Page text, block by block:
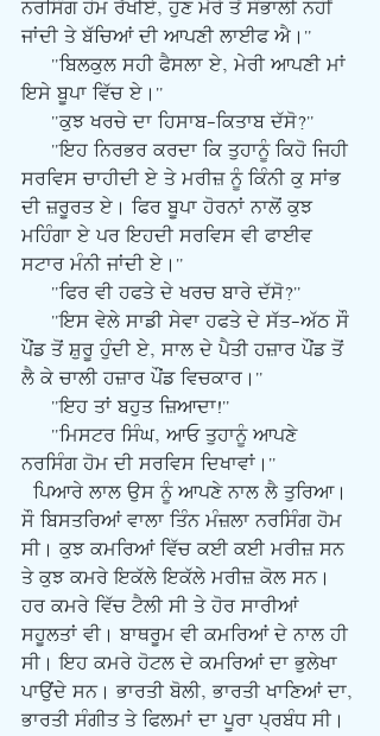
ਨਰਸਿੰਗ ਹੋਮ ਰੱਖੀਏ, ਹੁਣ ਮੇਰੇ ਤੋਂ ਸੰਭਾਲੀ ਨਹੀਂ
ਜਾਂਦੀ ਤੇ ਬੱਚਿਆਂ ਦੀ ਆਪਣੀ ਲਾਈਫ ਐ।"
ਇਸੇ ਬੂਪਾ ਵਿੱਚ ਏ।"
     "ਕੁਝ ਖਰਚੇ ਦਾ ਹਿਸਾਬ-ਕਿਤਾਬ ਦੱਸੋ?"
ਸਰਵਿਸ ਚਾਹੀਦੀ ਏ ਤੇ ਮਰੀਜ਼ ਨੂੰ ਕਿੰਨੀ ਕੁ ਸਾਂਭ
ਦੀ ਜ਼ਰੂਰਤ ਏ। ਫਿਰ ਬੂਪਾ ਹੋਰਨਾਂ ਨਾਲੋਂ ਕੁਝ
ਮਹਿੰਗਾ ਏ ਪਰ ਇਹਦੀ ਸਰਵਿਸ ਵੀ ਫਾਈਵ
ਸਟਾਰ ਮੰਨੀ ਜਾਂਦੀ ਏ।"
     "ਫਿਰ ਵੀ ਹਫਤੇ ਦੇ ਖਰਚ ਬਾਰੇ ਦੱਸੋ?"
ਪੌਂਡ ਤੋਂ ਸ਼ੁਰੂ ਹੁੰਦੀ ਏ, ਸਾਲ ਦੇ ਪੈਤੀ ਹਜ਼ਾਰ ਪੌਂਡ ਤੋਂ
ਲੈ ਕੇ ਚਾਲੀ ਹਜ਼ਾਰ ਪੌਂਡ ਵਿਚਕਾਰ।"
     "ਇਹ ਤਾਂ ਬਹੁਤ ਜ਼ਿਆਦਾ!"
ਨਰਸਿੰਗ ਹੋਮ ਦੀ ਸਰਵਿਸ ਦਿਖਾਵਾਂ।"
ਸੌ ਬਿਸਤਰਿਆਂ ਵਾਲਾ ਤਿੰਨ ਮੰਜ਼ਲਾ ਨਰਸਿੰਗ ਹੋਮ
ਸੀ। ਕੁਝ ਕਮਰਿਆਂ ਵਿੱਚ ਕਈ ਕਈ ਮਰੀਜ਼ ਸਨ
ਤੇ ਕੁਝ ਕਮਰੇ ਇਕੱਲੇ ਇਕੱਲੇ ਮਰੀਜ਼ ਕੋਲ ਸਨ।
ਹਰ ਕਮਰੇ ਵਿੱਚ ਟੈਲੀ ਸੀ ਤੇ ਹੋਰ ਸਾਰੀਆਂ
ਸਹੂਲਤਾਂ ਵੀ। ਬਾਥਰੂਮ ਵੀ ਕਮਰਿਆਂ ਦੇ ਨਾਲ ਹੀ
ਸੀ। ਇਹ ਕਮਰੇ ਹੋਟਲ ਦੇ ਕਮਰਿਆਂ ਦਾ ਭੁਲੇਖਾ
ਪਾਉਂਦੇ ਸਨ। ਭਾਰਤੀ ਬੋਲੀ, ਭਾਰਤੀ ਖਾਣਿਆਂ ਦਾ,
ਭਾਰਤੀ ਸੰਗੀਤ ਤੇ ਫਿਲਮਾਂ ਦਾ ਪੂਰਾ ਪ੍ਰਬੰਧ ਸੀ।